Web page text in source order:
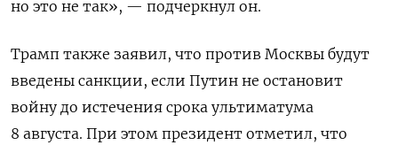
но это не так», — подчеркнул он.
Трамп также заявил, что против Москвы будут
введены санкции, если Путин не остановит
войну до истечения срока ультиматума
8 августа. При этом президент отметил, что